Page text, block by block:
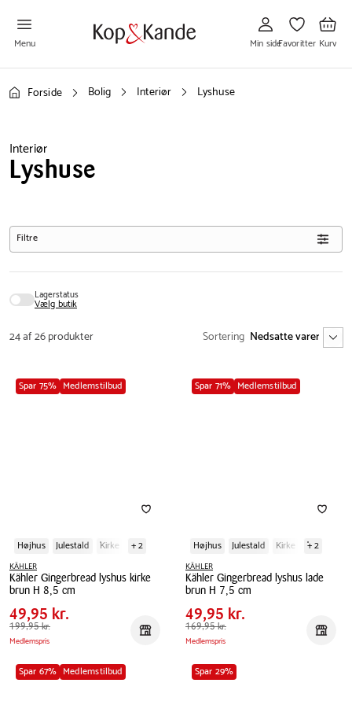
Menu
til
Min
side
Min side
til
Favoritter
Favoritter
til
Kurv
Kurv
Forside Bolig Interiør Lyshuse
Interiør
Lyshuse
Filtre
Lagerstatus
Vælg butik
24 af 26 produkter Sortering
Spar 75% Medlemstilbud
Højhus Julestald Kirke + 2
KÄHLER
Kähler Gingerbread lyshus kirke
brun H 8,5 cm
Kähler
Gingerbread
lyshus
kirke
brun
Pris
tabel
Pris
49,95 kr.
Spar
150,00 kr.
Førpris
49,95 kr.
199,95 kr.
Medlemspris Reservér i butik
Spar 71% Medlemstilbud
Højhus Julestald Kirke + 2
KÄHLER
Kähler Gingerbread lyshus lade
brun H 7,5 cm
Kähler
Gingerbread
lyshus
lade
brun
Pris
tabel
Pris
49,95 kr.
Spar
120,00 kr.
Førpris
49,95 kr.
169,95 kr.
Medlemspris
Spar 67% Medlemstilbud Spar 29%